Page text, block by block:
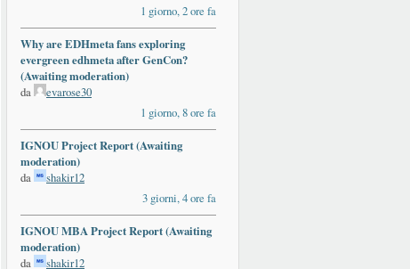
1 giorno, 2 ore fa
Why are EDHmeta fans exploring
evergreen edhmeta after GenCon?
(Awaiting moderation)
da
evarose30
1 giorno, 8 ore fa
IGNOU Project Report (Awaiting
moderation)
da
shakir12
3 giorni, 4 ore fa
IGNOU MBA Project Report (Awaiting
moderation)
da
shakir12